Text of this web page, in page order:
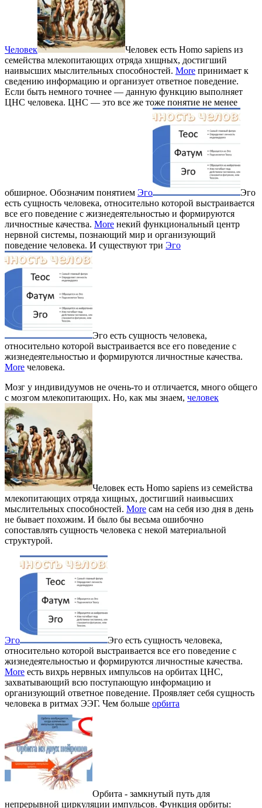
Человек
Человек есть Homo sapiens из
семейства млекопитающих отряда хищных, достигший
наивысших мыслительных способностей. More принимает к
сведению информацию и организует ответное поведение.
Если быть немного точнее — данную функцию выполняет
ЦНС человека. ЦНС — это все же тоже понятие не менее
обширное. Обозначим понятием Эго
Эго
есть сущность человека, относительно которой выстраивается
все его поведение с жизнедеятельностью и формируются
личностные качества. More некий функциональный центр
нервной системы, познающий мир и организующий
поведение человека. И существуют три Эго
Эго есть сущность человека,
относительно которой выстраивается все его поведение с
жизнедеятельностью и формируются личностные качества.
More человека.
Мозг у индивидуумов не очень-то и отличается, много общего
с мозгом млекопитающих. Но, как мы знаем, человек
Человек есть Homo sapiens из семейства
млекопитающих отряда хищных, достигший наивысших
мыслительных способностей. More сам на себя изо дня в день
не бывает похожим. И было бы весьма ошибочно
сопоставлять сущность человека с некой материальной
структурой.
Эго
Эго есть сущность человека,
относительно которой выстраивается все его поведение с
жизнедеятельностью и формируются личностные качества.
More есть вихрь нервных импульсов на орбитах ЦНС,
захватывающий всю поступающую информацию и
организующий ответное поведение. Проявляет себя сущность
человека в ритмах ЭЭГ. Чем больше орбита
Орбита - замкнутый путь для
непрерывной циркуляции импульсов. Функция орбиты: